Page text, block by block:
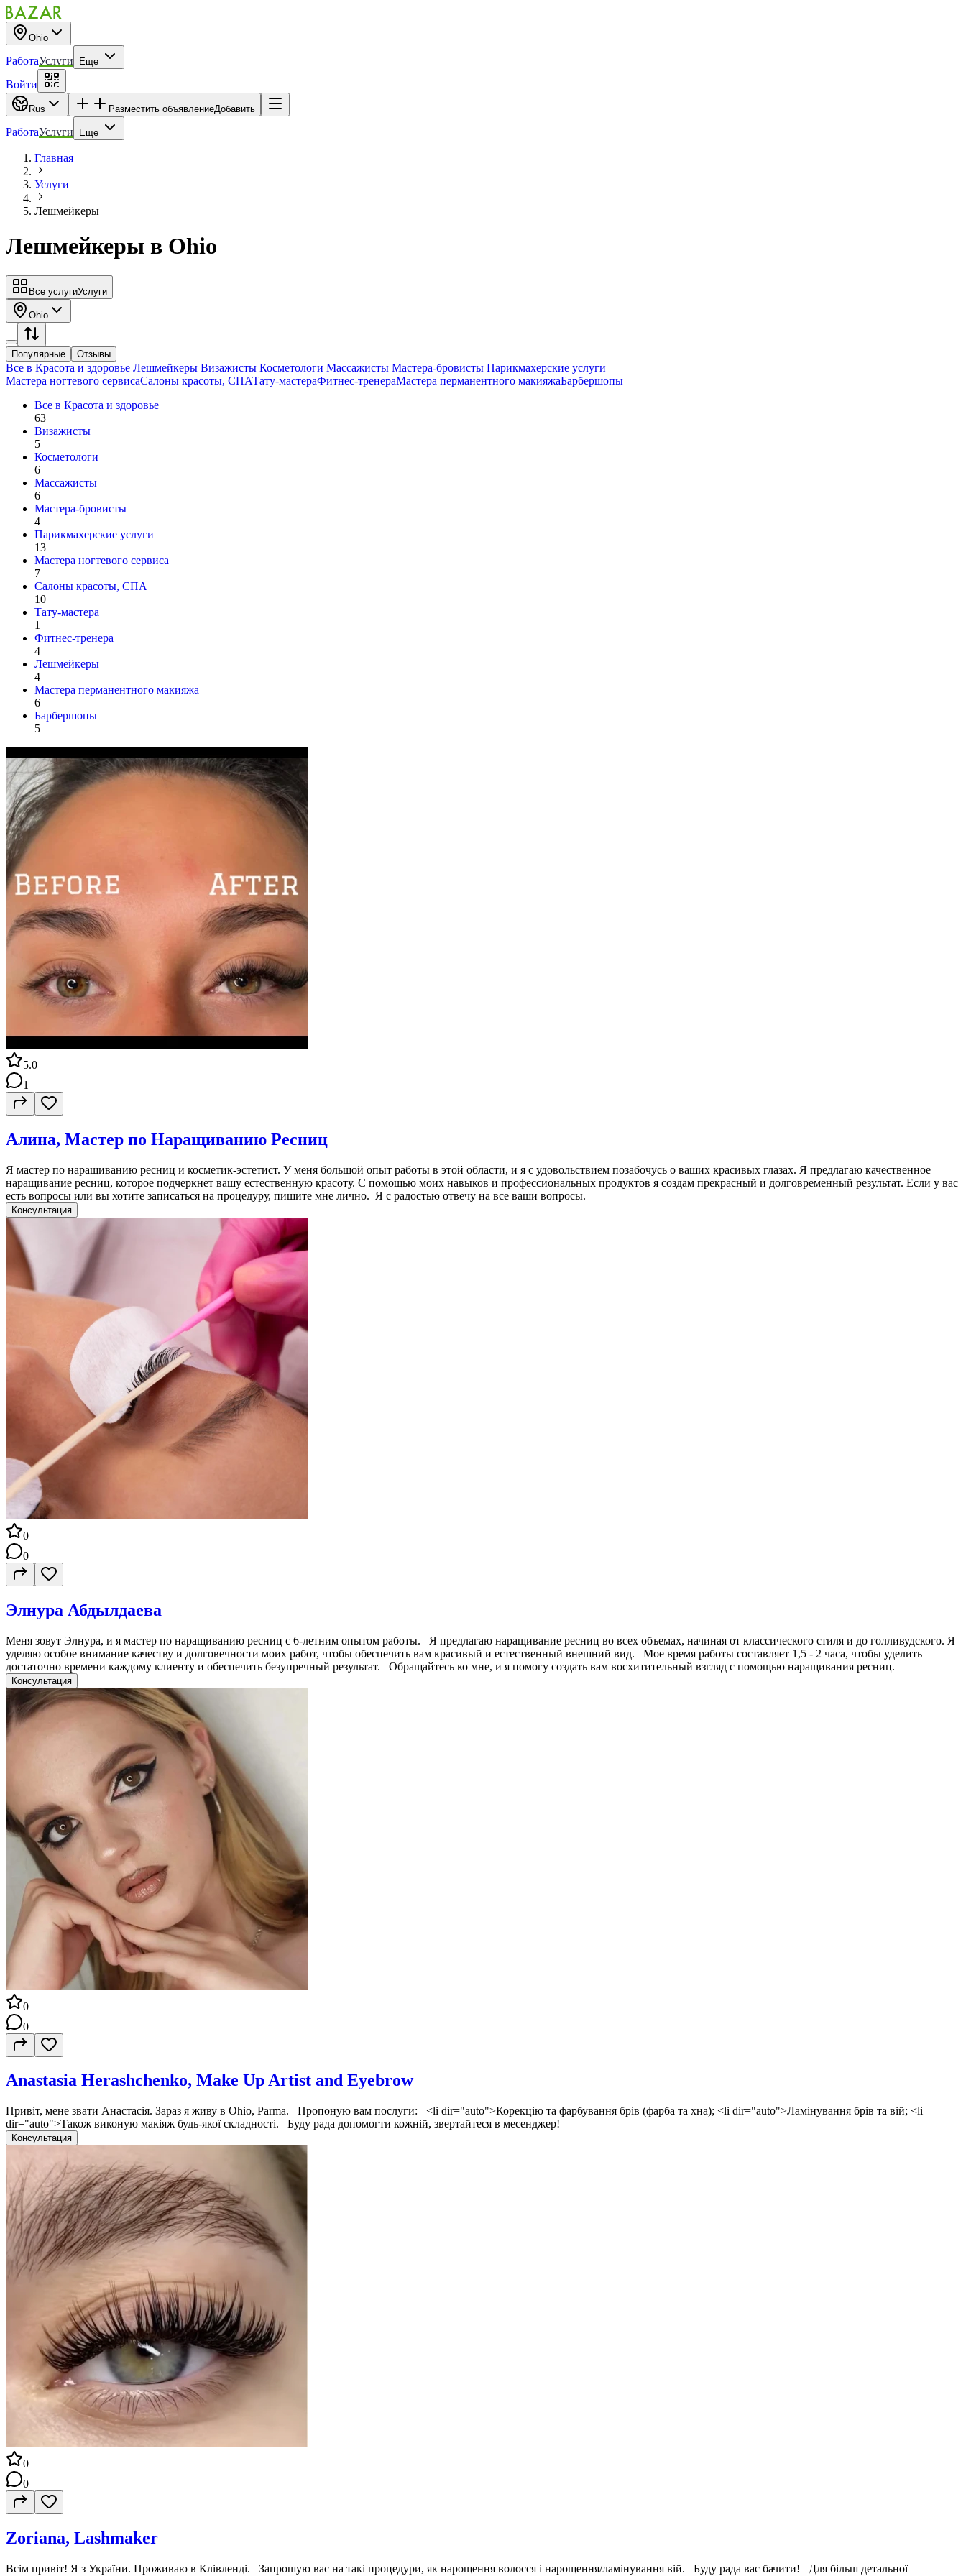
Ohio
РаботаУслуги Еще
Войти
Rus Разместить объявлениеДобавить
РаботаУслуги Еще
Главная
Услуги
Лешмейкеры
Лешмейкеры в Ohio
Все услугиУслуги
Ohio
Популярные Отзывы
Все в Красота и здоровье Лешмейкеры Визажисты Косметологи Массажисты Мастера-бровисты Парикмахерские услуги
Мастера ногтевого сервисаСалоны красоты, СПАТату-мастераФитнес-тренераМастера перманентного макияжаБарбершопы
Все в Красота и здоровье
63
Визажисты
5
Косметологи
6
Массажисты
6
Мастера-бровисты
4
Парикмахерские услуги
13
Мастера ногтевого сервиса
7
Салоны красоты, СПА
10
Тату-мастера
1
Фитнес-тренера
4
Лешмейкеры
4
Мастера перманентного макияжа
6
Барбершопы
5
5.0
1
Алина, Мастер по Наращиванию Ресниц
Я мастер по наращиванию ресниц и косметик-эстетист. У меня большой опыт работы в этой области, и я с удовольствием позабочусь о ваших красивых глазах. Я предлагаю качественное
наращивание ресниц, которое подчеркнет вашу естественную красоту. С помощью моих навыков и профессиональных продуктов я создам прекрасный и долговременный результат. Если у вас
есть вопросы или вы хотите записаться на процедуру, пишите мне лично. Я с радостью отвечу на все ваши вопросы.
Консультация
0
0
Элнура Абдылдаева
Меня зовут Элнура, и я мастер по наращиванию ресниц с 6-летним опытом работы. Я предлагаю наращивание ресниц во всех объемах, начиная от классического стиля и до голливудского. Я
уделяю особое внимание качеству и долговечности моих работ, чтобы обеспечить вам красивый и естественный внешний вид. Мое время работы составляет 1,5 - 2 часа, чтобы уделить
достаточно времени каждому клиенту и обеспечить безупречный результат. Обращайтесь ко мне, и я помогу создать вам восхитительный взгляд с помощью наращивания ресниц.
Консультация
0
0
Anastasia Herashchenko, Make Up Artist and Eyebrow
Привіт, мене звати Анастасія. Зараз я живу в Ohio, Parma. Пропоную вам послуги: <li dir="auto">Корекцію та фарбування брів (фарба та хна); <li dir="auto">Ламінування брів та вій; <li
dir="auto">Також виконую макіяж будь-якої складності. Буду рада допомогти кожній, звертайтеся в месенджер!
Консультация
0
0
Zoriana, Lashmaker
Всім привіт! Я з України. Проживаю в Клівленді. Запрошую вас на такі процедури, як нарощення волосся і нарощення/ламінування вій. Буду рада вас бачити! Для більш детальної